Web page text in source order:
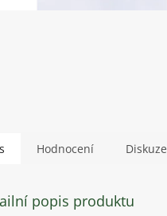
Hodnocení Diskuze
popis produktu